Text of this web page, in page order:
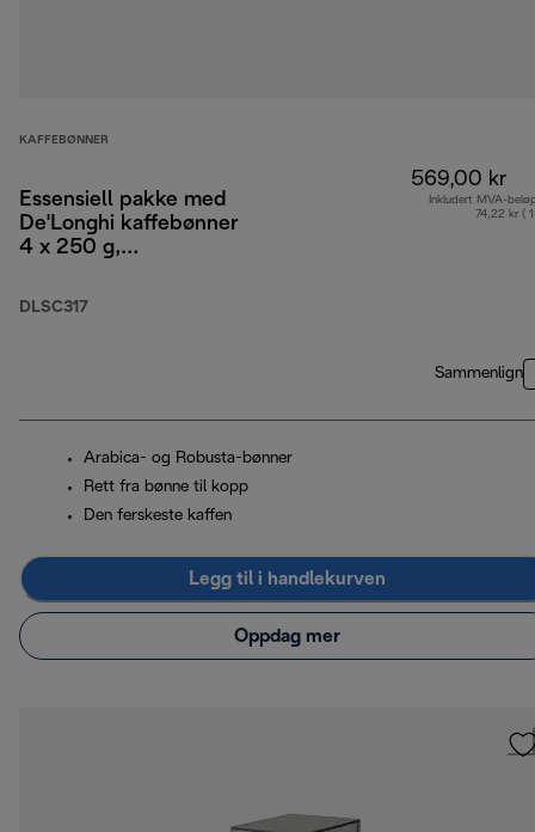
KAFFEBØNNER
Essensiell pakke med
De'Longhi kaffebønner
4 x 250 g,
og vannfilter
DLSC317
569,00 kr
Inkludert MVA-
74,22 kr (
Sammenlign
Arabica- og Robusta-bønner
Rett fra bønne til kopp
Den ferskeste kaffen
Legg til i handlekurven
Oppdag mer